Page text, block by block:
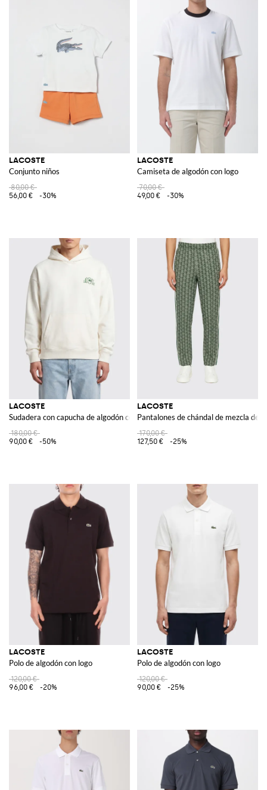
LACOSTE
Conjunto niños
80,00 €
56,00 €
-30%
LACOSTE
Camiseta de algodón con logo
70,00 €
49,00 €
-30%
LACOSTE
Sudadera con capucha de algodón con logo
180,00 €
90,00 €
-50%
LACOSTE
Pantalones de chándal de mezcla de
170,00 €
127,50 €
-25%
LACOSTE
Polo de algodón con logo
120,00 €
96,00 €
-20%
LACOSTE
Polo de algodón con logo
120,00 €
90,00 €
-25%